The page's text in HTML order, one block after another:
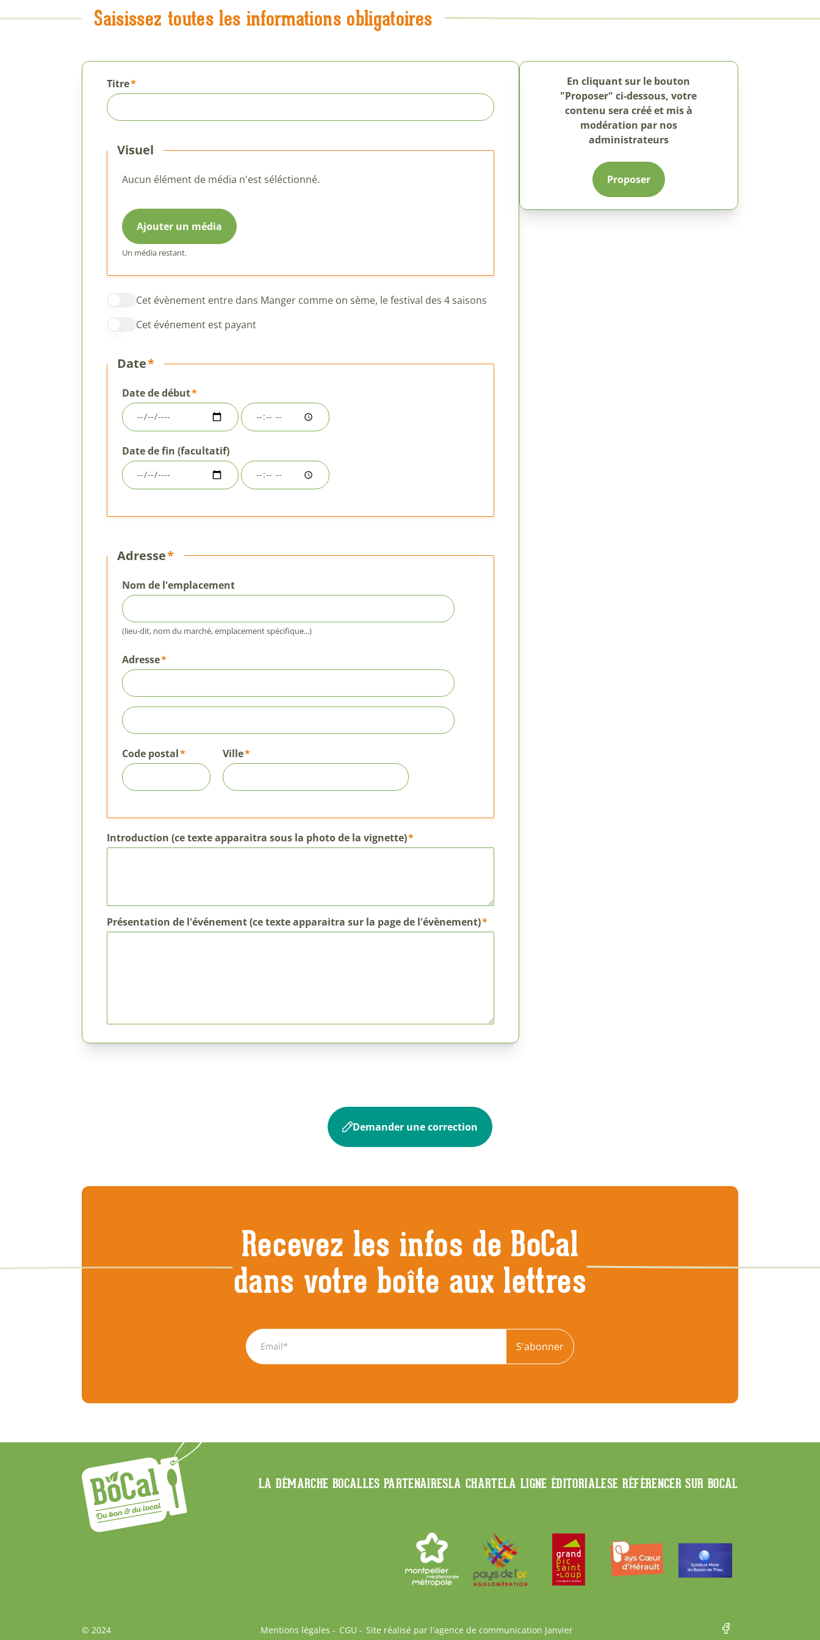
Saisissez toutes les informations obligatoires
Titre
Visuel
Aucun élément de média n'est séléctionné.
Un média restant.
Cet évènement entre dans Manger comme on sème, le festival des 4 saisons
Cet événement est payant
Date
Date de début
Date
Heure
Date de fin (facultatif)
Date
Heure
Adresse
Nom de l'emplacement
(lieu-dit, nom du marché, emplacement spécifique...)
Adresse
Complément
d'adresse
Code postal
Ville
Introduction (ce texte apparaitra sous la photo de la vignette)
Présentation de l'événement (ce texte apparaitra sur la page de l'évènement)
En cliquant sur le bouton
"Proposer" ci-dessous, votre
contenu sera créé et mis à
modération par nos
administrateurs
Demander une correction
Recevez les infos de BoCal
dans votre boîte aux lettres
S'abonner
Menu
Footer
LA DÉMARCHE BOCALLES PARTENAIRESLA CHARTELA LIGNE ÉDITORIALESE RÉFÉRENCER SUR BOCAL
© 2024 Mentions légales CGU Site réalisé par l'agence de communication Janvier